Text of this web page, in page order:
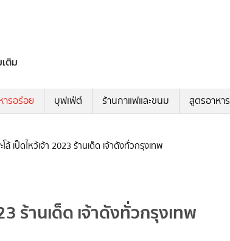
ติม
ารอร่อย บุฟเฟ่ต์ ร้านกาแฟและขนม สูตรอาหาร
ล้ เป็ดไหว้เจ้า 2023 ร้านเด็ด เจ้าดังทั่วกรุงเทพ
ร้านเด็ด เจ้าดังทั่วกรุงเทพ